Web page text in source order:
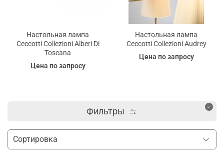
Настольная лампа
Ceccotti Collezioni Alberi Di
Toscana
Цена по запросу
Настольная лампа
Ceccotti Collezioni Audrey
Цена по запросу
Фильтры